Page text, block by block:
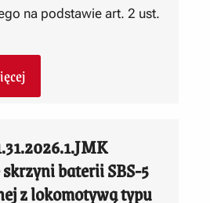
na podstawie art. 2 ust.
baterii SBS-5
z lokomotywą typu